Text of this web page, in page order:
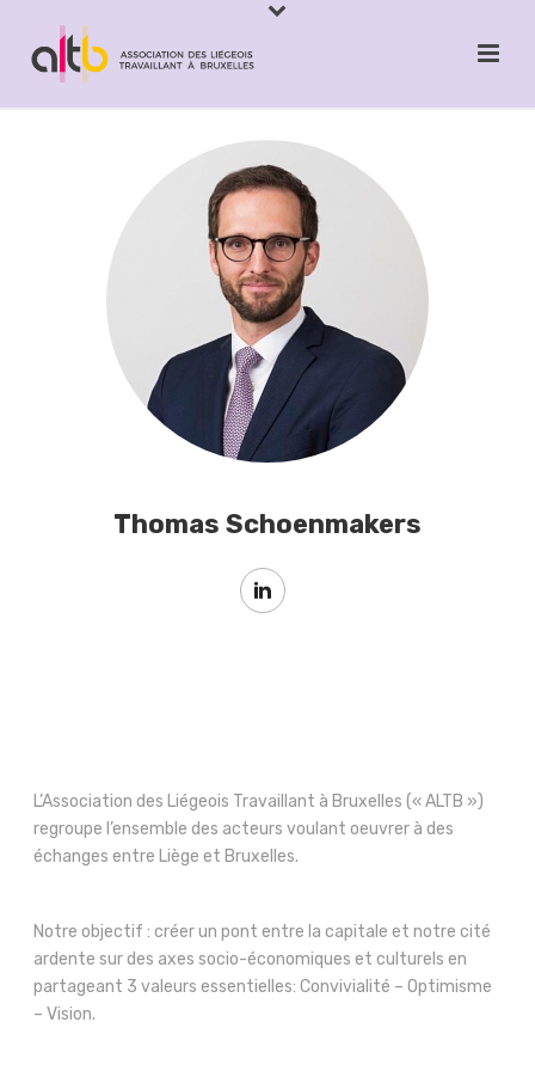
Thomas Schoenmakers
L’Association des Liégeois Travaillant à Bruxelles (« ALTB »)
regroupe l’ensemble des acteurs voulant oeuvrer à des
échanges entre Liège et Bruxelles.
Notre objectif : créer un pont entre la capitale et notre cité
ardente sur des axes socio-économiques et culturels en
partageant 3 valeurs essentielles: Convivialité – Optimisme
– Vision.